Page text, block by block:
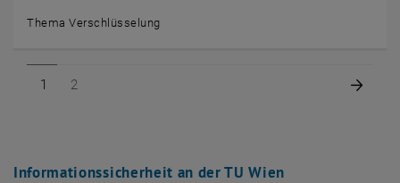
Thema Verschlüsselung
Seite 1 von 2
1 Seite 2 von 2
2
Informationssicherheit an der TU Wien